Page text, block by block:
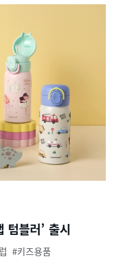
텀블러’ 출시
키즈용품